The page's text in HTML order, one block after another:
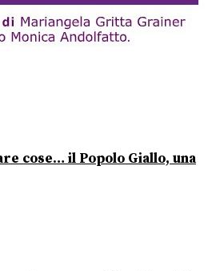
cose… il Popolo Giallo, una